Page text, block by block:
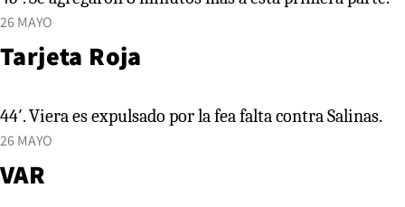
26 MAYO
Tarjeta Roja
44′. Viera es expulsado por la fea falta contra Salinas.
26 MAYO
VAR